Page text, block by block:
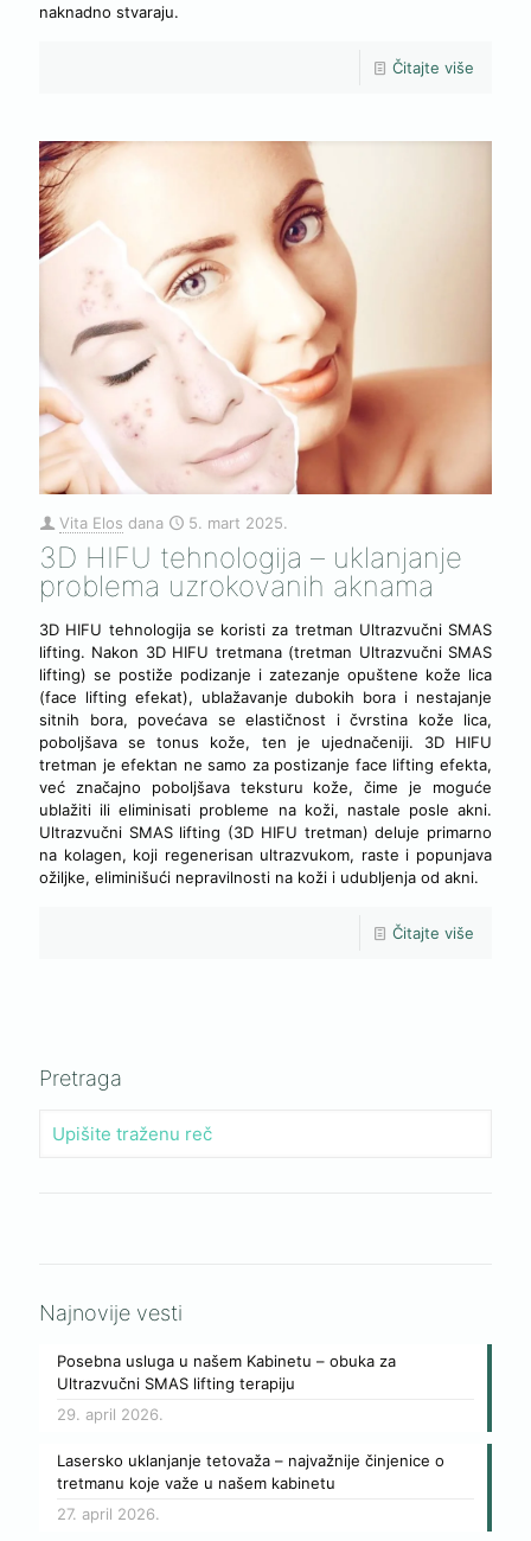
naknadno stvaraju.
Čitajte više
Vita Elos dana 5. mart 2025.
3D HIFU tehnologija – uklanjanje
problema uzrokovanih aknama
3D HIFU tehnologija se koristi za tretman Ultrazvučni SMAS
lifting. Nakon 3D HIFU tretmana (tretman Ultrazvučni SMAS
lifting) se postiže podizanje i zatezanje opuštene kože lica
(face lifting efekat), ublažavanje dubokih bora i nestajanje
sitnih bora, povećava se elastičnost i čvrstina kože lica,
poboljšava se tonus kože, ten je ujednačeniji. 3D HIFU
tretman je efektan ne samo za postizanje face lifting efekta,
već značajno poboljšava teksturu kože, čime je moguće
ublažiti ili eliminisati probleme na koži, nastale posle akni.
Ultrazvučni SMAS lifting (3D HIFU tretman) deluje primarno
na kolagen, koji regenerisan ultrazvukom, raste i popunjava
ožiljke, eliminišući nepravilnosti na koži i udubljenja od akni.
Čitajte više
Pretraga
Najnovije vesti
Posebna usluga u našem Kabinetu – obuka za
Ultrazvučni SMAS lifting terapiju
29. april 2026.
Lasersko uklanjanje tetovaža – najvažnije činjenice o
tretmanu koje važe u našem kabinetu
27. april 2026.